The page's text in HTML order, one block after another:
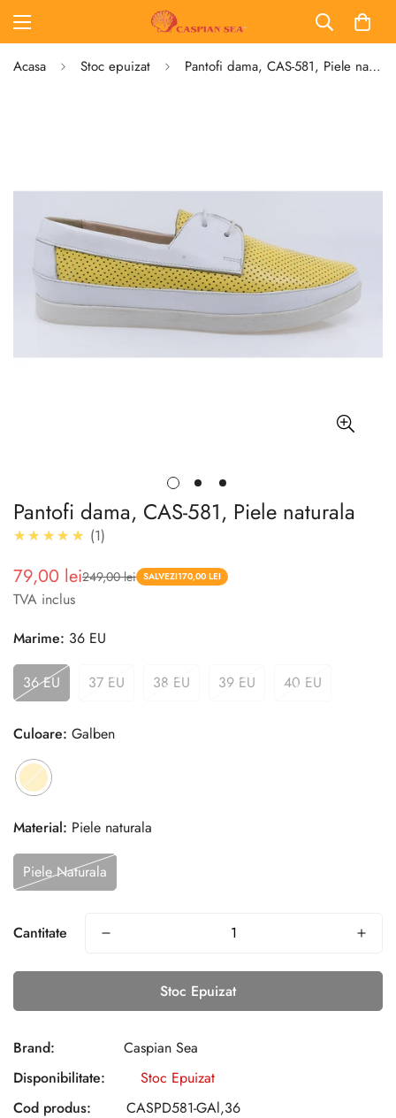
Acasa Stoc epuizat Pantofi dama, CAS-581, Piele naturala
Pantofi dama, CAS-581, Piele naturala
★★★★★ 5.0
1
Pret
redus
79,00 lei
Pret 249,00 lei SALVEZI170,00 LEI
TVA inclus
Marime: 36 EU
36 EU 37 EU 38 EU 39 EU 40 EU
Culoare: Galben
Material: Piele naturala
Piele Naturala
Cantitate
Stoc Epuizat
Brand:
Caspian Sea
Disponibilitate:
Stoc Epuizat
Cod produs:
CASPD581-GAl,36